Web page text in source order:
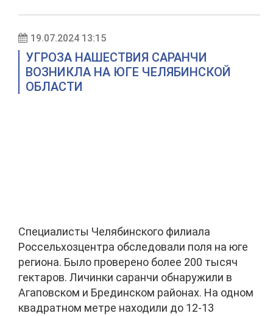
19.07.2024 13:15
УГРОЗА НАШЕСТВИЯ САРАНЧИ
ВОЗНИКЛА НА ЮГЕ ЧЕЛЯБИНСКОЙ
ОБЛАСТИ
Специалисты Челябинского филиала
Россельхозцентра обследовали поля на юге
региона. Было проверено более 200 тысяч
гектаров. Личинки саранчи обнаружили в
Агаповском и Брединском районах. На одном
квадратном метре находили до 12-13